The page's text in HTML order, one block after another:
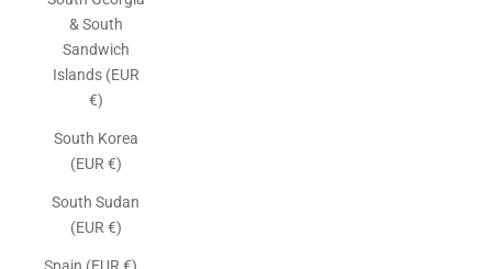
& South
Sandwich
Islands (EUR
€)
South Korea
(EUR €)
South Sudan
(EUR €)